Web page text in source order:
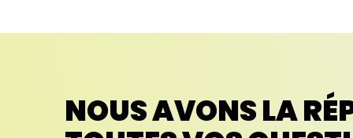
L'entrée est gratuite pour les enfants de
moins de 3 ans.
NOUS AVONS LA